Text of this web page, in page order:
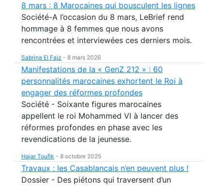
8 mars : 8 Marocaines qui bousculent les lignes
Société-A l’occasion du 8 mars, LeBrief rend
hommage à 8 femmes que nous avons
rencontrées et interviewées ces derniers mois.
Sabrina El Faiz - 8 mars 2026
Manifestations de la « GenZ 212 » : 60
personnalités marocaines exhortent le Roi à
engager des réformes profondes
Société - Soixante figures marocaines
appellent le roi Mohammed VI à lancer des
réformes profondes en phase avec les
revendications de la jeunesse.
Hajar Toufik - 8 octobre 2025
Travaux : les Casablancais n’en peuvent plus !
Dossier - Des piétons qui traversent d’un